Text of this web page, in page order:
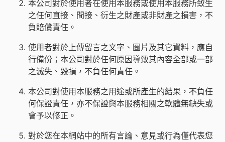
本公司對於使用者在使用本服務或使用本服務所致生
之任何直接、間接、衍生之財產或非財產之損害，不
負賠償責任。
使用者對於上傳留言之文字、圖片及其它資料，應自
行備份；本公司對於任何原因導致其內容全部或一部
之滅失、毀損，不負任何責任。
本公司對使用本服務之用途或所產生的結果，不負任
何保證責任，亦不保證與本服務相關之軟體無缺失或
會予以修正。
對於您在本網站中的所有言論、意見或行為僅代表您